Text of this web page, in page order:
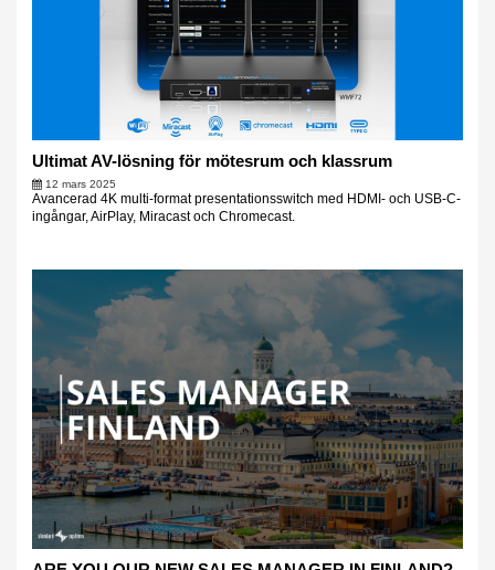
Ultimat AV-lösning för mötesrum och klassrum
12 mars 2025
Avancerad 4K multi-format presentationsswitch med HDMI- och USB-C-
ingångar, AirPlay, Miracast och Chromecast.